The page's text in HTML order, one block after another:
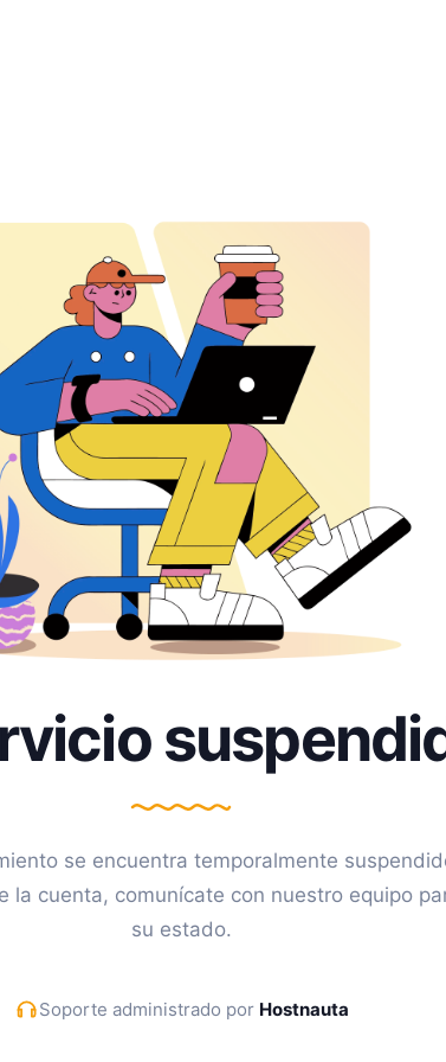
se encuentra temporalmente
la cuenta, comunícate con nuestro equipo
su estado.
Soporte administrado por Hostnauta